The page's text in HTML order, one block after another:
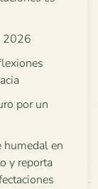
2026
por un
humedal en
y reporta